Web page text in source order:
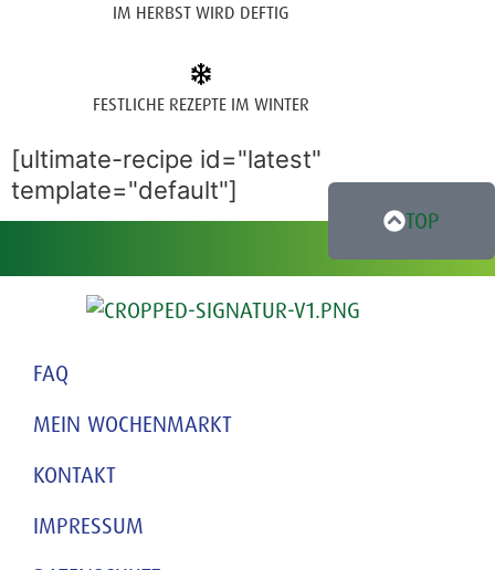
IM HERBST WIRD DEFTIG
FESTLICHE REZEPTE IM WINTER
[ultimate-recipe id="latest"
template="default"]
TOP
FAQ
MEIN WOCHENMARKT
KONTAKT
IMPRESSUM